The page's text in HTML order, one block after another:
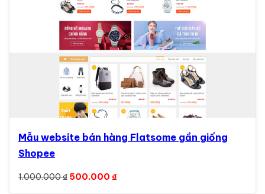
Mẫu website bán hàng Flatsome gần giống
Shopee
1.000.000₫ Giá gốc là: 1.000.000 ₫.
500.000 ₫Giá hiện tại là: 500.000 ₫.